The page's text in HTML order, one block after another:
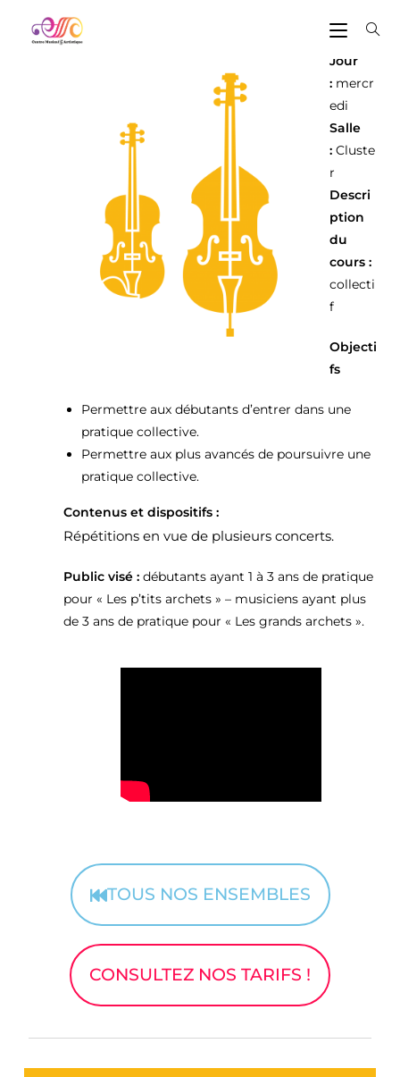
Jour
: mercr
edi
Salle
: Cluste
r
Descri
ption
du
cours :
collecti
f
Objecti
fs
Permettre aux débutants d’entrer dans une
pratique collective.
Permettre aux plus avancés de poursuivre une
pratique collective.
Contenus et dispositifs :
Répétitions en vue de plusieurs concerts.
Public visé :débutants ayant 1 à 3 ans de pratique
pour « Les p’tits archets » – musiciens ayant plus
de 3 ans de pratique pour « Les grands archets ».
TOUS NOS ENSEMBLES
CONSULTEZ NOS TARIFS !